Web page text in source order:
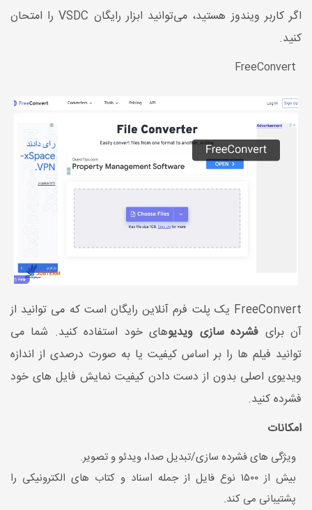
اگر کاربر ویندوز هستید، می‌توانید ابزار رایگان VSDC را امتحان
کنید.
FreeConvert
FreeConvert یک پلت فرم آنلاین رایگان است که می توانید از
آن برای فشرده سازی ویدیوهای خود استفاده کنید. شما می
توانید فیلم ها را بر اساس کیفیت یا به صورت درصدی از اندازه
ویدیوی اصلی بدون از دست دادن کیفیت نمایش فایل های خود
فشرده کنید.
امکانات
ویژگی های فشرده سازی/تبدیل صدا، ویدئو و تصویر.
بیش از ۱۵۰۰ نوع فایل از جمله اسناد و کتاب های الکترونیکی را
پشتیبانی می کند.